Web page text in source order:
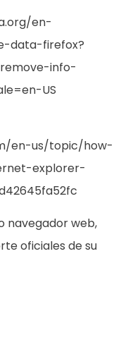
en-
data-firefox?
info-
US
en-us/topic/how-
explorer-
navegador web,
oficiales de su